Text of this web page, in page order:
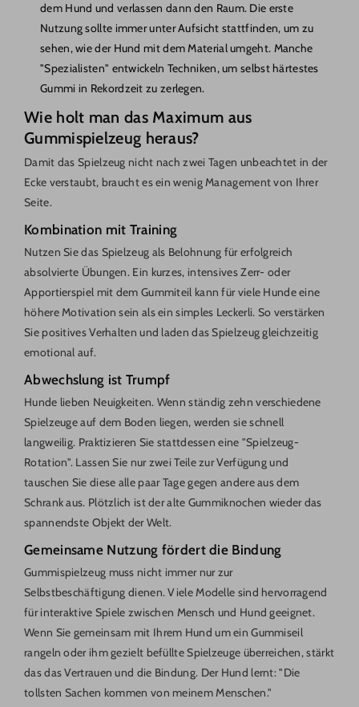
dem Hund und verlassen dann den Raum. Die erste
Nutzung sollte immer unter Aufsicht stattfinden, um zu
sehen, wie der Hund mit dem Material umgeht. Manche
"Spezialisten" entwickeln Techniken, um selbst härtestes
Gummi in Rekordzeit zu zerlegen.
Wie holt man das Maximum aus
Gummispielzeug heraus?
Damit das Spielzeug nicht nach zwei Tagen unbeachtet in der
Ecke verstaubt, braucht es ein wenig Management von Ihrer
Seite.
Kombination mit Training
Nutzen Sie das Spielzeug als Belohnung für erfolgreich
absolvierte Übungen. Ein kurzes, intensives Zerr- oder
Apportierspiel mit dem Gummiteil kann für viele Hunde eine
höhere Motivation sein als ein simples Leckerli. So verstärken
Sie positives Verhalten und laden das Spielzeug gleichzeitig
emotional auf.
Abwechslung ist Trumpf
Hunde lieben Neuigkeiten. Wenn ständig zehn verschiedene
Spielzeuge auf dem Boden liegen, werden sie schnell
langweilig. Praktizieren Sie stattdessen eine "Spielzeug-
Rotation". Lassen Sie nur zwei Teile zur Verfügung und
tauschen Sie diese alle paar Tage gegen andere aus dem
Schrank aus. Plötzlich ist der alte Gummiknochen wieder das
spannendste Objekt der Welt.
Gemeinsame Nutzung fördert die Bindung
Gummispielzeug muss nicht immer nur zur
Selbstbeschäftigung dienen. Viele Modelle sind hervorragend
für interaktive Spiele zwischen Mensch und Hund geeignet.
Wenn Sie gemeinsam mit Ihrem Hund um ein Gummiseil
rangeln oder ihm gezielt befüllte Spielzeuge überreichen, stärkt
das das Vertrauen und die Bindung. Der Hund lernt: "Die
tollsten Sachen kommen von meinem Menschen."